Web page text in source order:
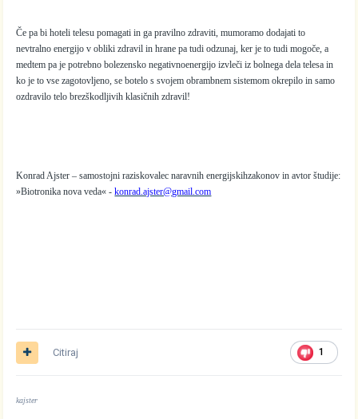
Če pa bi hoteli telesu pomagati in ga pravilno zdraviti, mumoramo dodajati to
nevtralno energijo v obliki zdravil in hrane pa tudi odzunaj, ker je to tudi mogoče, a
medtem pa je potrebno bolezensko negativnoenergijo izvleči iz bolnega dela telesa in
ko je to vse zagotovljeno, se botelo s svojem obrambnem sistemom okrepilo in samo
ozdravilo telo brezškodljivih klasičnih zdravil!
Konrad Ajster – samostojni raziskovalec naravnih energijskihzakonov in avtor študije:
»Biotronika nova veda« -konrad.ajster@gmail.com
1
Citiraj
kajster